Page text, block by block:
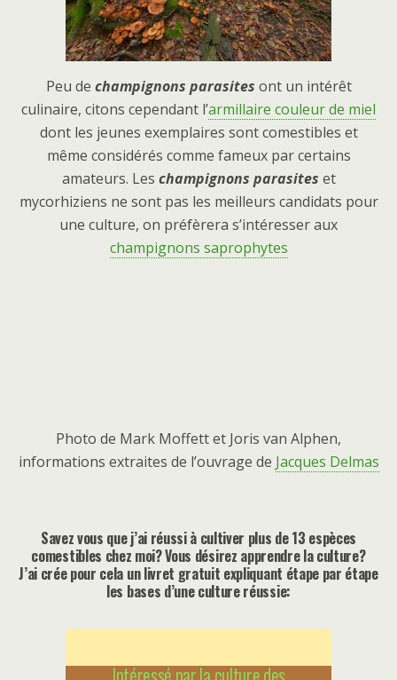
Peu de champignons parasites ont un intérêt
culinaire, citons cependant l’armillaire couleur de miel
dont les jeunes exemplaires sont comestibles et
même considérés comme fameux par certains
amateurs. Les champignons parasites et
mycorhiziens ne sont pas les meilleurs candidats pour
une culture, on préfèrera s’intéresser aux
champignons saprophytes
Photo de Mark Moffett et Joris van Alphen,
informations extraites de l’ouvrage de Jacques Delmas
Savez vous que j’ai réussi à cultiver plus de 13 espèces
comestibles chez moi? Vous désirez apprendre la culture?
J’ai crée pour cela un livret gratuit expliquant étape par étape
les bases d’une culture réussie: